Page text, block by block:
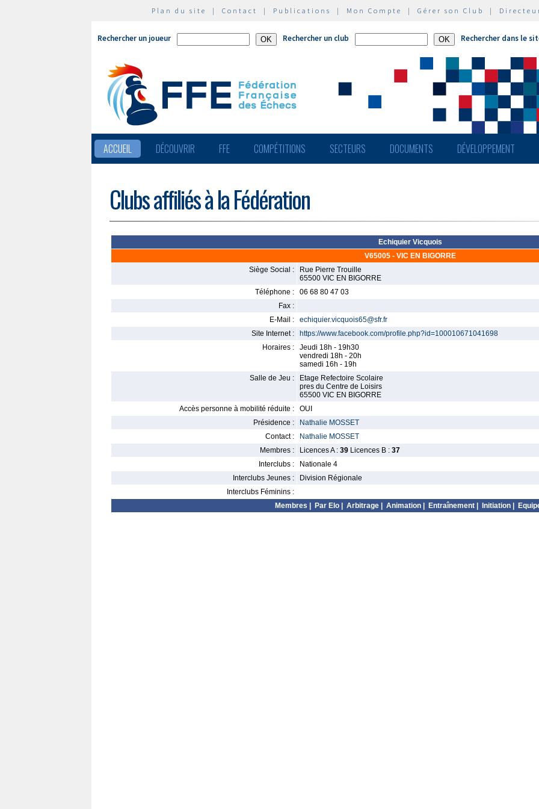
Plan du site | Contact | Publications | Mon Compte | Gérer son Club |
Rechercher un joueur Rechercher un club Rechercher dans le
ACCUEIL DÉCOUVRIR FFE COMPÉTITIONS SECTEURS DOCUMENTS DÉVELOPPEMENT
Clubs affiliés à la Fédération
Echiquier Vicquois
V65005 - VIC EN BIGORRE
Siège Social :
Rue Pierre Trouille
65500 VIC EN BIGORRE
Téléphone :
06 68 80 47 03
Fax :
E-Mail :
echiquier.vicquois65@sfr.fr
Site Internet :
https://www.facebook.com/profile.php?id=100010671041698
Horaires :
Jeudi 18h - 19h30
vendredi 18h - 20h
samedi 16h - 19h
Salle de Jeu :
Etage Refectoire Scolaire
pres du Centre de Loisirs
65500 VIC EN BIGORRE
Accès personne à mobilité réduite :
OUI
Présidence :
Nathalie MOSSET
Contact :
Nathalie MOSSET
Membres :
Licences A : 39 Licences B : 37
Interclubs :
Nationale 4
Interclubs Jeunes :
Division Régionale
Interclubs Féminins :
Membres
Par Elo Arbitrage Animation Entraînement Initiation